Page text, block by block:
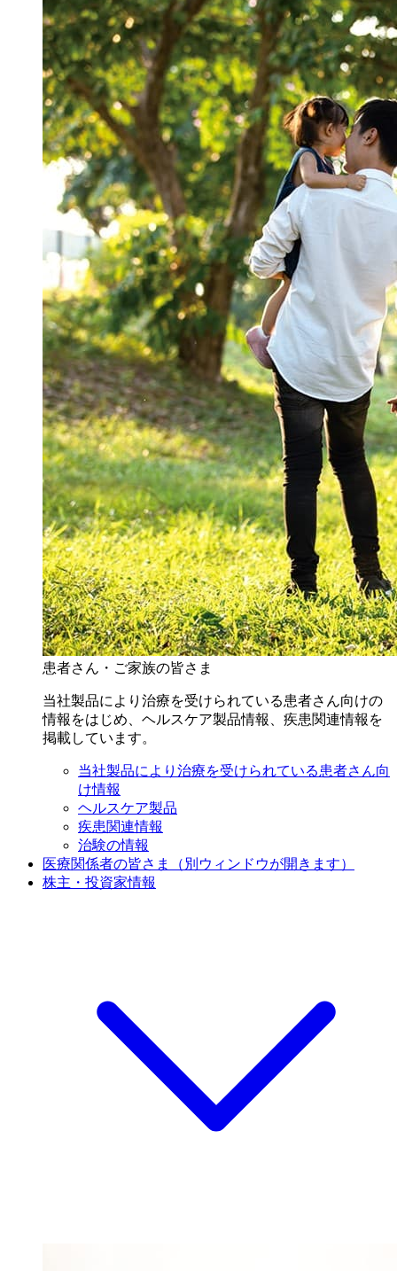
患者さん・ご家族の皆さま
当社製品により治療を受けられている患者さん向けの
情報をはじめ、ヘルスケア製品情報、疾患関連情報を
掲載しています。
当社製品により治療を受けられている患者さん向
け情報
ヘルスケア製品
疾患関連情報
治験の情報
医療関係者の皆さま
（別ウィンドウが開きます）
株主・投資家情報